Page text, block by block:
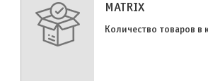
MATRIX
Количество товаров в